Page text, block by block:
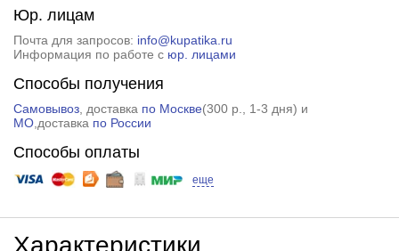
Юр. лицам
Почта для запросов: info@kupatika.ru
Информация по работе с юр. лицами
Способы получения
Самовывоз, доставка по Москве(300 р.
, 1-3 дня) и
МО,доставка по России
Способы оплаты
еще
Характеристики